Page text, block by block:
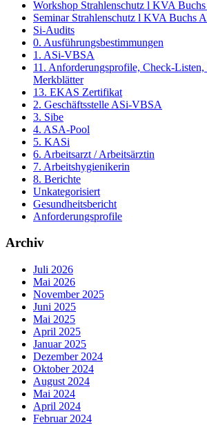
Workshop Strahlenschutz l KVA
Seminar Strahlenschutz l KVA Buchs
Si-Audits
0. Ausführungsbestimmungen
1. ASi-VBSA
11. Anforderungsprofile, Check-
Merkblätter
13. EKAS Zertifikat
2. Geschäftsstelle ASi-VBSA
3. Sibe
4. ASA-Pool
5. KASi
6. Arbeitsarzt / Arbeitsärztin
7. Arbeitshygienikerin
8. Berichte
Unkategorisiert
Gesundheitsbericht
Anforderungsprofile
Archiv
Juli 2026
Mai 2026
November 2025
Juni 2025
Mai 2025
April 2025
Januar 2025
Dezember 2024
Oktober 2024
August 2024
Mai 2024
April 2024
Februar 2024